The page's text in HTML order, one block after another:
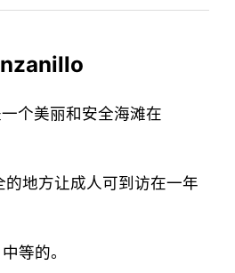
个美丽和安全海滩在
地方让成人可到访在一年
等的。